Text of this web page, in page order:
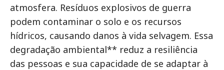
atmosfera. Resíduos explosivos de guerra
podem contaminar o solo e os recursos
hídricos, causando danos à vida selvagem. Essa
degradação ambiental** reduz a resiliência
das pessoas e sua capacidade de se adaptar à